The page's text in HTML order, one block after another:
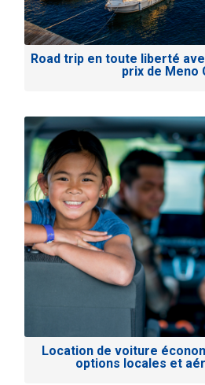
Road trip en toute liberté
prix de Meno
Location de voiture
options locales et